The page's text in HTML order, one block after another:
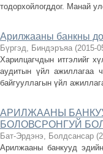
тодорхойлогддог. Манай
Арилжааны банкны
Бүргэд, Биндэръяа (2015-
Харилцагчдын итгэлийг
аудитын үйл ажиллагаа
байгууллагын үйл
АРИЛЖААНЫ
БОЛОВСРОНГУЙ
Бат-Эрдэнэ, Болдсансар (
Арилжааны банкууд